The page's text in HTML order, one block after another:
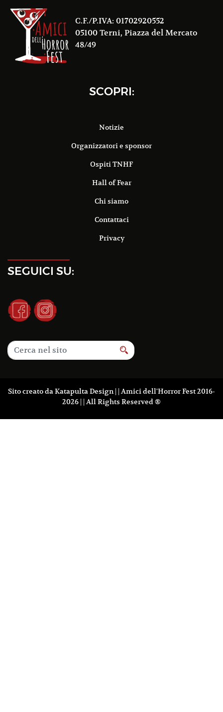
C.F./P.IVA: 01702920552
05100 Terni, Piazza del Mercato
48/49
SCOPRI:
Notizie
Organizzatori e sponsor
Ospiti TNHF
Hall of Fear
Chi siamo
Contattaci
Privacy
SEGUICI SU:
Sito creato daKatapulta Design| | Amici dell'Horror Fest 2016-
2026 | | All Rights Reserved ®